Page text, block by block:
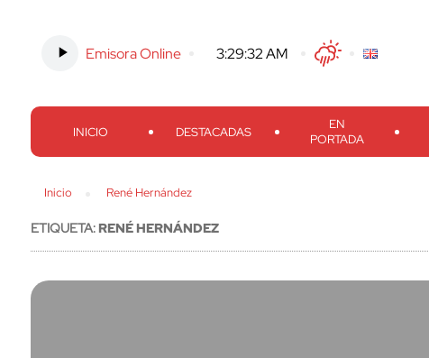
Emisora Online 3:29:33 AM TwitterFacebook
Threads
Instagram
INICIO DESTACADAS
EN
PORTADA
Inicio René Hernández
ETIQUETA:RENÉ HERNÁNDEZ